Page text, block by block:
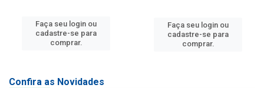
Faça seu login ou
cadastre-se para
comprar.
Faça seu login ou
cadastre-se para
comprar.
Confira as Novidades